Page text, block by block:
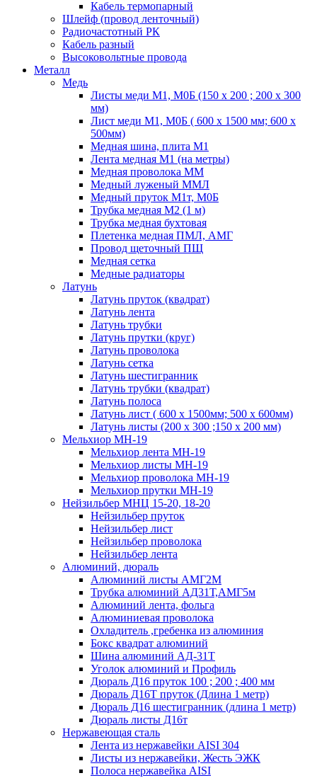
Кабель термопарный
Шлейф (провод ленточный)
Радиочастотный РК
Кабель разный
Высоковольтные провода
Металл
Медь
Листы меди М1, М0Б (150 х 200 ; 200 х 300
мм)
Лист меди М1, М0Б ( 600 х 1500 мм; 600 х
500мм)
Медная шина, плита М1
Лента медная М1 (на метры)
Медная проволока ММ
Медный луженый ММЛ
Медный пруток М1т, М0Б
Трубка медная М2 (1 м)
Трубка медная бухтовая
Плетенка медная ПМЛ, АМГ
Провод щеточный ПЩ
Медная сетка
Медные радиаторы
Латунь
Латунь пруток (квадрат)
Латунь лента
Латунь трубки
Латунь прутки (круг)
Латунь проволока
Латунь сетка
Латунь шестигранник
Латунь трубки (квадрат)
Латунь полоса
Латунь лист ( 600 х 1500мм; 500 х 600мм)
Латунь листы (200 х 300 ;150 х 200 мм)
Мельхиор МН-19
Мельхиор лента МН-19
Мельхиор листы МН-19
Мельхиор проволока МН-19
Мельхиор прутки МН-19
Нейзильбер МНЦ 15-20, 18-20
Нейзильбер пруток
Нейзильбер лист
Нейзильбер проволока
Нейзильбер лента
Алюминий, дюраль
Алюминий листы АМГ2М
Трубка алюминий АД31Т,АМГ5м
Алюминий лента, фольга
Алюминиевая проволока
Охладитель ,гребенка из алюминия
Бокс квадрат алюминий
Шина алюминий АД-31Т
Уголок алюминий и Профиль
Дюраль Д16 пруток 100 ; 200 ; 400 мм
Дюраль Д16Т пруток (Длина 1 метр)
Дюраль Д16 шестигранник (длина 1 метр)
Дюраль листы Д16т
Нержавеющая сталь
Лента из нержавейки AISI 304
Листы из нержавейки, Жесть ЭЖК
Полоса нержавейка АISI